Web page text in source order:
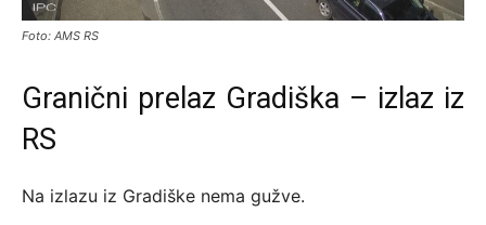
Foto: AMS RS
Granični prelaz Gradiška – izlaz iz
RS
Na izlazu iz Gradiške nema gužve.